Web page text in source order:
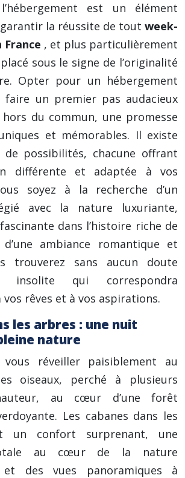
est un élément
la réussite de tout week-
, et plus particulièrement
sous le signe de l’originalité
Opter pour un hébergement
faire un premier pas audacieux
du commun, une promesse
uniques et mémorables. Il existe
possibilités, chacune offrant
différente et adaptée à vos
soyez à la recherche d’un
avec la nature luxuriante,
dans l’histoire riche de
ambiance romantique et
trouverez sans aucun doute
insolite qui correspondra
rêves et à vos aspirations.
les arbres : une nuit
nature
vous réveiller paisiblement au
oiseaux, perché à plusieurs
au cœur d’une forêt
Les cabanes dans les
un confort surprenant, une
au cœur de la nature
et des vues panoramiques à